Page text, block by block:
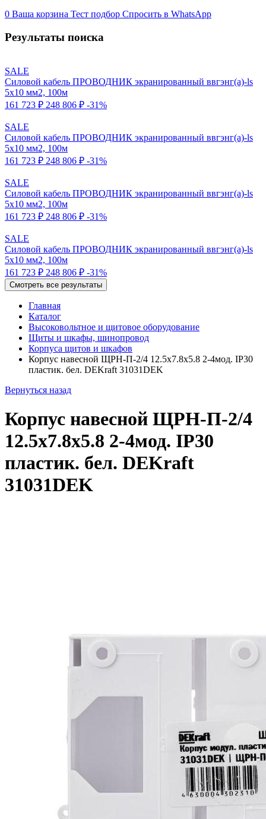
0 Ваша корзина Тест подбор Спросить в WhatsApp
Результаты поиска
SALE
Силовой кабель ПРОВОДНИК экранированный ввгэнг(a)-ls
5x10 мм2, 100м
161 723 ₽ 248 806 ₽ -31%
SALE
Силовой кабель ПРОВОДНИК экранированный ввгэнг(a)-ls
5x10 мм2, 100м
161 723 ₽ 248 806 ₽ -31%
SALE
Силовой кабель ПРОВОДНИК экранированный ввгэнг(a)-ls
5x10 мм2, 100м
161 723 ₽ 248 806 ₽ -31%
SALE
Силовой кабель ПРОВОДНИК экранированный ввгэнг(a)-ls
5x10 мм2, 100м
161 723 ₽ 248 806 ₽ -31%
Смотреть все результаты
Главная
Каталог
Высоковольтное и щитовое оборудование
Щиты и шкафы, шинопровод
Корпуса щитов и шкафов
Корпус навесной ЩРН-П-2/4 12.5х7.8х5.8 2-4мод. IP30
пластик. бел. DEKraft 31031DEK
Вернуться назад
Корпус навесной ЩРН-П-2/4
12.5х7.8х5.8 2-4мод. IP30
пластик. бел. DEKraft
31031DEK